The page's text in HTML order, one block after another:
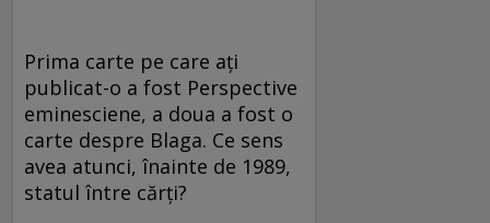
Prima carte pe care ați
publicat-o a fost Perspective
eminesciene, a doua a fost o
carte despre Blaga. Ce sens
avea atunci, înainte de 1989,
statul între cărți?